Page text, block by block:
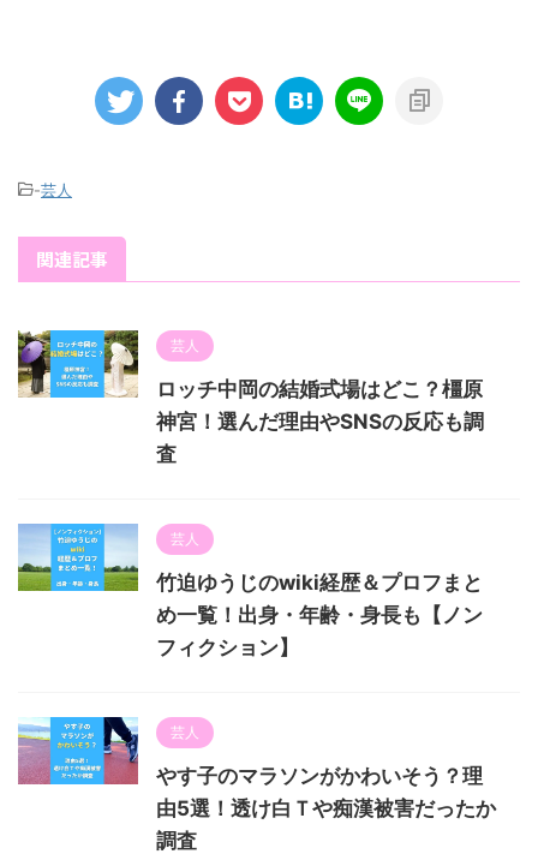
-芸人
関連記事
芸人
ロッチ中岡の結婚式場はどこ？橿原
神宮！選んだ理由やSNSの反応も調
査
芸人
竹迫ゆうじのwiki経歴＆プロフまと
め一覧！出身・年齢・身長も【ノン
フィクション】
芸人
やす子のマラソンがかわいそう？理
由5選！透け白Ｔや痴漢被害だったか
調査